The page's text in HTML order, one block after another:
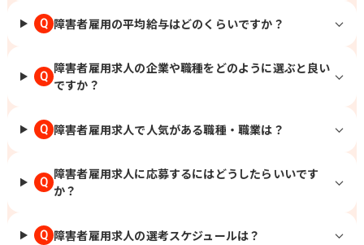
Q 障害者雇用の平均給与はどのくらいですか？
Q
障害者雇用求人の企業や職種をどのように選ぶと良い
ですか？
Q 障害者雇用求人で人気がある職種・職業は？
Q
障害者雇用求人に応募するにはどうしたらいいです
か？
Q 障害者雇用求人の選考スケジュールは？